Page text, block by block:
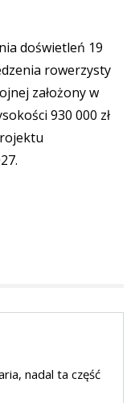
doświetleń 19
rowerzysty
założony w
930 000 zł
nadal ta część